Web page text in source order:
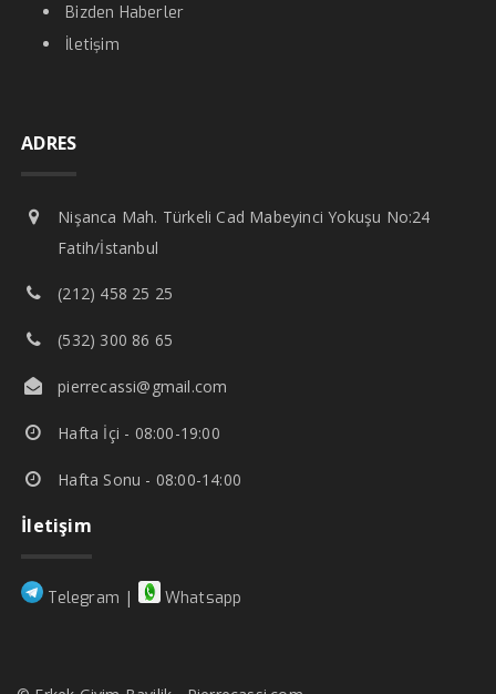
Bizden Haberler
İletişim
ADRES
Nişanca Mah. Türkeli Cad Mabeyinci Yokuşu No:24
Fatih/İstanbul
(212) 458 25 25
(532) 300 86 65
pierrecassi@gmail.com
Hafta İçi - 08:00-19:00
Hafta Sonu - 08:00-14:00
İletişim
Telegram | Whatsapp